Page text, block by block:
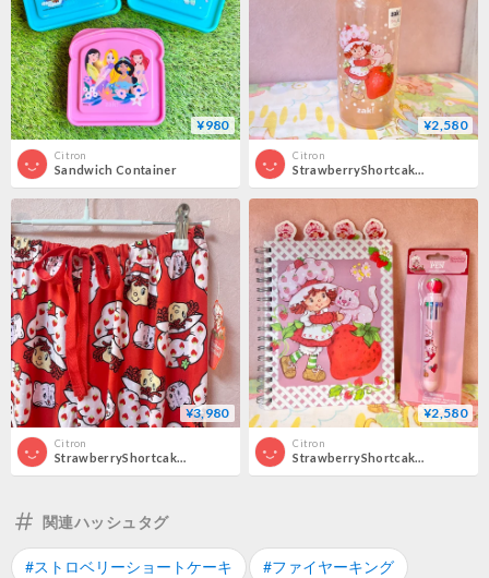
¥980
Citron
Sandwich Container
¥2,580
Citron
StrawberryShortcake Bottle
¥3,980
Citron
StrawberryShortcake Roomwear Pants
¥2,580
Citron
関連ハッシュタグ
#ストロベリーショートケーキ #ファイヤーキング